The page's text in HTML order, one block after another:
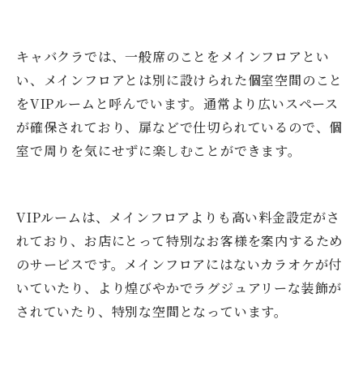
キャバクラでは、一般席のことをメインフロアとい
い、メインフロアとは別に設けられた個室空間のこと
をVIPルームと呼んでいます。通常より広いスペース
が確保されており、扉などで仕切られているので、個
室で周りを気にせずに楽しむことができます。
VIPルームは、メインフロアよりも高い料金設定がさ
れており、お店にとって特別なお客様を案内するため
のサービスです。メインフロアにはないカラオケが付
いていたり、より煌びやかでラグジュアリーな装飾が
されていたり、特別な空間となっています。